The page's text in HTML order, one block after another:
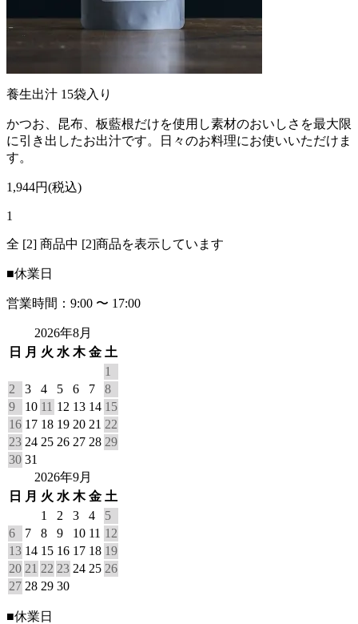
養生出汁 15袋入り
かつお、昆布、板藍根だけを使用し素材のおいしさを最大限
に引き出したお出汁です。日々のお料理にお使いいただけま
す。
1,944円(税込)
1
全 [2] 商品中 [2]商品を表示しています
■休業日
営業時間：9:00 〜 17:00
2026年8月
日
月 火 水 木 金 土
1
2
3 4 5 6 7
8
9
10 11 12 13 14 15
16 17 18 19 20 21 22
23 24 25 26 27 28 29
30 31
2026年9月
日
月 火 水 木 金 土
1
2 3 4
5
6
7 8 9 10 11 12
13 14 15 16 17 18 19
20 21 22 23 24 25 26
27 28 29 30
■休業日